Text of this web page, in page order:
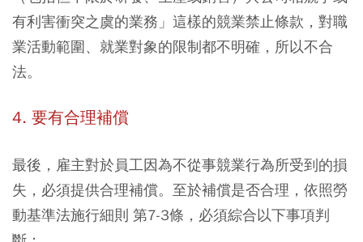
有利害衝突之虞的業務」這樣的競業禁止條款，對職
業活動範圍、就業對象的限制都不明確，所以不合
法。
4. 要有合理補償
最後，雇主對於員工因為不從事競業行為所受到的損
失，必須提供合理補償。至於補償是否合理，依照勞
動基準法施行細則 第7-3條，必須綜合以下事項判